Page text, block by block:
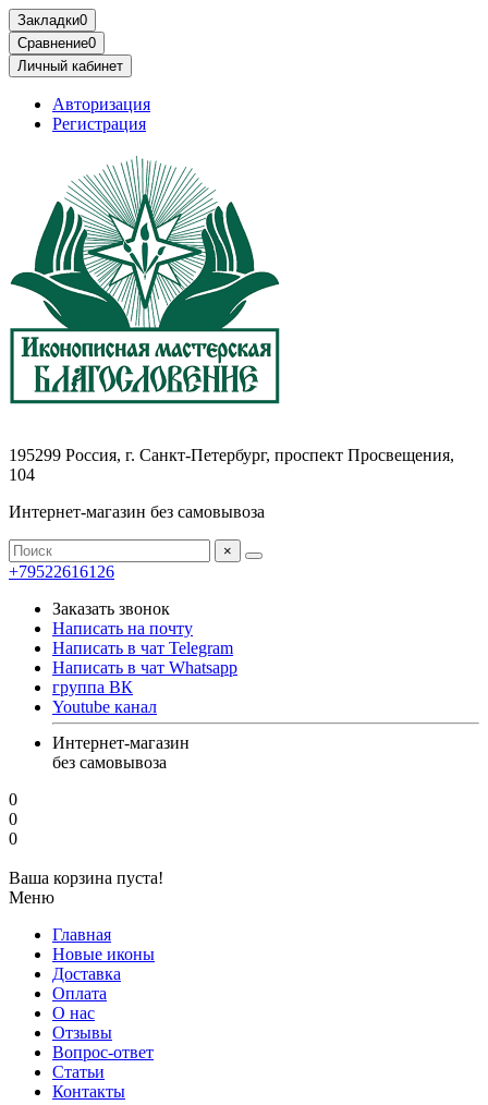
Блоки питания Цены в Беларуси Минске
Блоки питания пк Минск Беларусь Цены
Закладки0
Сравнение0
Личный кабинет
Авторизация
Регистрация
195299 Россия, г. Санкт-Петербург, проспект Просвещения,
104
Интернет-магазин без самовывоза
×
+79522616126
Заказать звонок
Написать на почту
Написать в чат Telegram
Написать в чат Whatsapp
группа ВК
Youtube канал
Интернет-магазин
без самовывоза
0
0
0
Ваша корзина пуста!
Меню
Главная
Новые иконы
Доставка
Оплата
О нас
Отзывы
Вопрос-ответ
Статьи
Контакты